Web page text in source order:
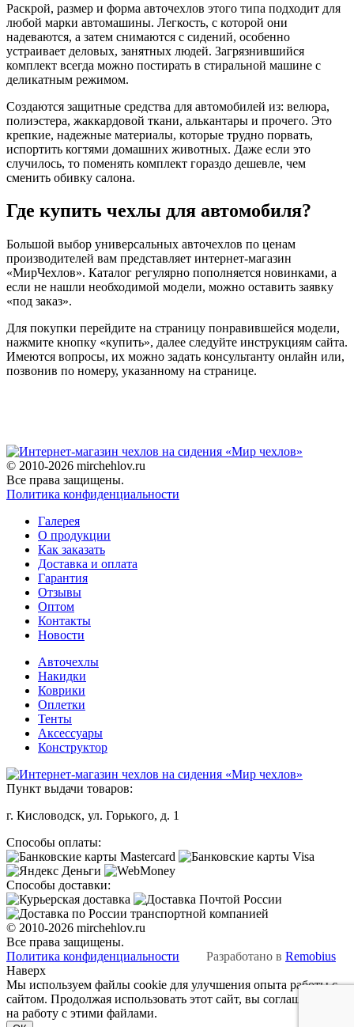
Раскрой, размер и форма авточехлов этого типа подходит для
любой марки автомашины. Легкость, с которой они
надеваются, а затем снимаются с сидений, особенно
устраивает деловых, занятных людей. Загрязнившийся
комплект всегда можно постирать в стиральной машине с
деликатным режимом.
Создаются защитные средства для автомобилей из: велюра,
полиэстера, жаккардовой ткани, алькантары и прочего. Это
крепкие, надежные материалы, которые трудно порвать,
испортить когтями домашних животных. Даже если это
случилось, то поменять комплект гораздо дешевле, чем
сменить обивку салона.
Где купить чехлы для автомобиля?
Большой выбор универсальных авточехлов по ценам
производителей вам представляет интернет-магазин
«МирЧехлов». Каталог регулярно пополняется новинками, а
если не нашли необходимой модели, можно оставить заявку
«под заказ».
Для покупки перейдите на страницу понравившейся модели,
нажмите кнопку «купить», далее следуйте инструкциям сайта.
Имеются вопросы, их можно задать консультанту онлайн или,
позвонив по номеру, указанному на странице.
© 2010-2026 mirchehlov.ru
Все права защищены.
Политика конфиденциальности
Галерея
О продукции
Как заказать
Доставка и оплата
Гарантия
Отзывы
Оптом
Контакты
Новости
Авточехлы
Накидки
Коврики
Оплетки
Тенты
Аксессуары
Конструктор
Пункт выдачи товаров:
г. Кисловодск, ул. Горького, д. 1
Способы оплаты:
Способы доставки:
© 2010-2026 mirchehlov.ru
Все права защищены.
Политика конфиденциальности
Разработано в Remobius
Наверх
Мы используем файлы cookie для улучшения опыта работы с
сайтом. Продолжая использовать этот сайт, вы соглашаетесь
на работу с этими файлами.